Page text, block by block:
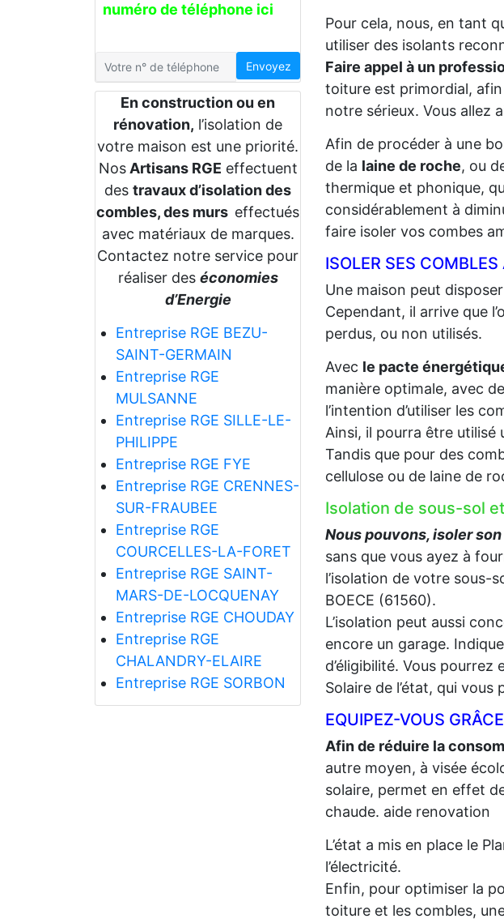
numéro de téléphone ici
Envoyez
En construction ou en
rénovation, l’isolation de
votre maison est une priorité.
NosArtisans RGE effectuent
des travaux d’isolation des
combles, des murs effectués
avec matériaux de marques.
Contactez notre service pour
réaliser des économies
d’Energie
Entreprise RGE BEZU-
SAINT-GERMAIN
Entreprise RGE
MULSANNE
Entreprise RGE SILLE-LE-
PHILIPPE
Entreprise RGE FYE
Entreprise RGE CRENNES-
SUR-FRAUBEE
Entreprise RGE
COURCELLES-LA-FORET
Entreprise RGE SAINT-
MARS-DE-LOCQUENAY
Entreprise RGE CHOUDAY
Entreprise RGE
CHALANDRY-ELAIRE
Entreprise RGE SORBON
Pour cela, nous, en tant
utiliser des isolants
Faire appel à un
toiture est primordial, afin
notre sérieux. Vous allez
Afin de procéder à une
de la laine de roche, ou
thermique et phonique,
considérablement à
faire isoler vos combes
ISOLER SES
Une maison peut
Cependant, il arrive que
perdus, ou non utilisés.
Avec le pacte
manière optimale, avec
l’intention d’utiliser les
Ainsi, il pourra être utilisé
Tandis que pour des
cellulose ou de laine de
Isolation de sous-sol
Nous pouvons, isoler
sans que vous ayez à
l’isolation de votre sous-
BOECE (61560).
L’isolation peut aussi
encore un garage.
d’éligibilité. Vous
Solaire de l’état, qui
EQUIPEZ-VOUS
Afin de réduire la
autre moyen, à visée
solaire, permet en effet
chaude. aide renovation
L’état a mis en place le
l’électricité.
Enfin, pour optimiser la
toiture et les combles,